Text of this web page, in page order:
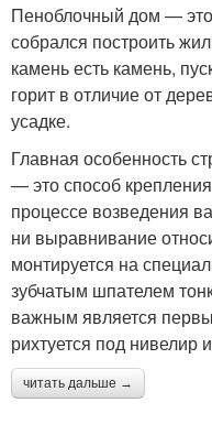
Пеноблочный дом —
собрался построить
камень есть камень,
горит в отличие от
усадке.
Главная особенность
— это способ
процессе возведения
ни выравнивание
монтируется на
зубчатым шпателем
важным является
рихтуется под нивелир
читать дальше →